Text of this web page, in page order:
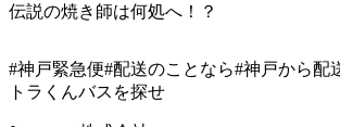
伝説の焼き師は何処へ！？
#神戸緊急便#配送のことなら#神戸から配
トラくんバスを探せ